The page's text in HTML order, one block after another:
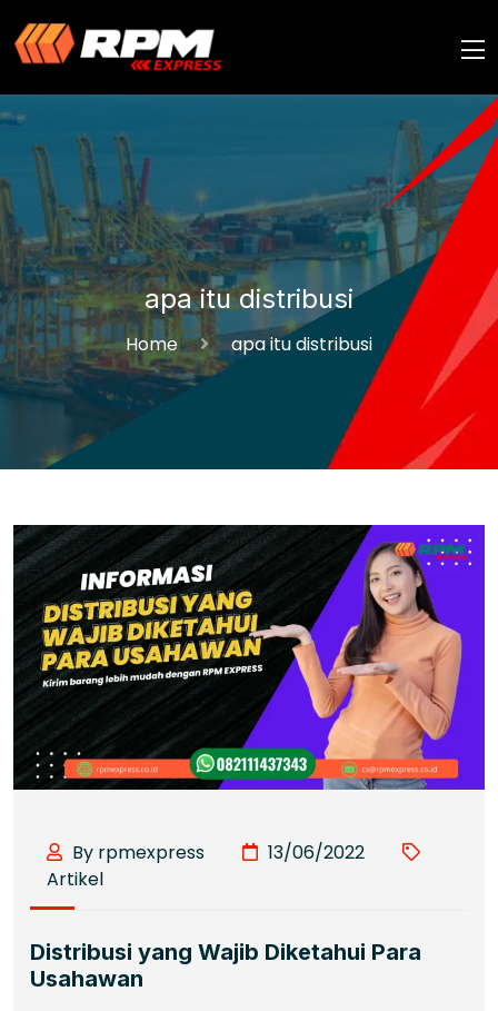
apa itu distribusi
Home apa itu distribusi
By rpmexpress
13/06/2022
Artikel
Distribusi yang Wajib Diketahui Para
Usahawan